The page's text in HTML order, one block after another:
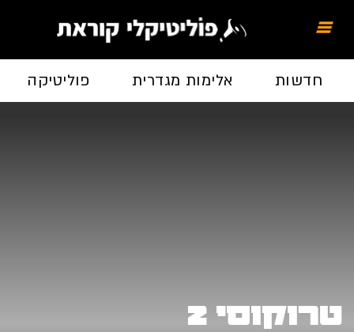
חדשות אלימות מגדרית פוליטיקה
טרוקוסי 2